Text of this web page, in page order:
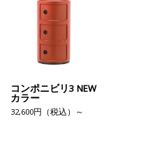
コンポニビリ3 NEW
カラー
32,600円（税込）～